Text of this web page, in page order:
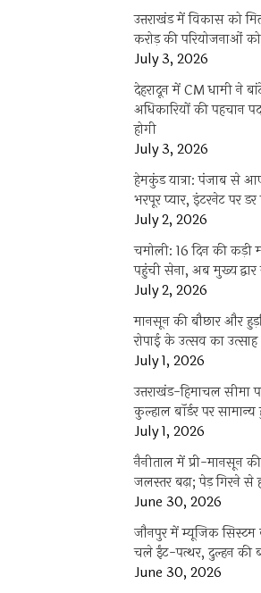
उत्तराखंड में विकास को
करोड़ की परियोजनाओं
July 3, 2026
देहरादून में CM धामी ने
अधिकारियों की पहचान
होगी
July 3, 2026
हेमकुंड यात्रा: पंजाब से
भरपूर प्यार, इंटरनेट पर
July 2, 2026
चमोली: 16 दिन की
पहुंची सेना, अब मुख्य
July 2, 2026
मानसून की बौछार और
रोपाई के उत्सव का उत्साह
July 1, 2026
उत्तराखंड-हिमाचल सीमा
कुल्हाल बॉर्डर पर सामान्य
July 1, 2026
नैनीताल में प्री-मानसून
जलस्तर बढ़ा; पेड़ गिरने से
June 30, 2026
जौनपुर में म्यूजिक
चले ईंट-पत्थर, दुल्हन की
June 30, 2026